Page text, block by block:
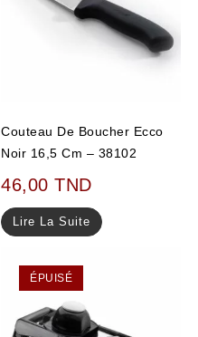
Couteau De Boucher Ecco
Noir 16,5 Cm – 38102
46,00TND
Lire La Suite
ÉPUISÉ